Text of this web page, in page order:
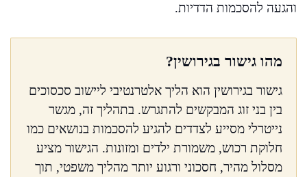
והגעה להסכמות הדדיות.
מהו גישור בגירושין?
גישור בגירושין הוא הליך אלטרנטיבי ליישוב סכסוכים
בין בני זוג המבקשים להתגרש. בתהליך זה, מגשר
נייטרלי מסייע לצדדים להגיע להסכמות בנושאים כמו
חלוקת רכוש, משמורת ילדים ומזונות. הגישור מציע
מסלול מהיר, חסכוני ורגוע יותר מהליך משפטי, תוך